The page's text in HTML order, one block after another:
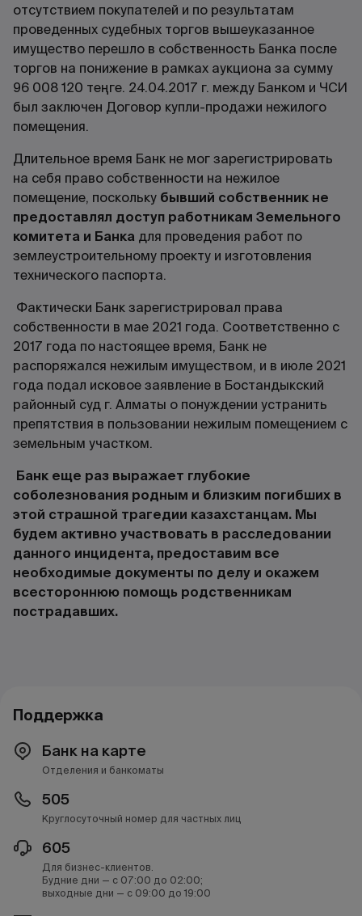
отсутствием покупателей и по результатам
проведенных судебных торгов вышеуказанное
имущество перешло в собственность Банка после
торгов на понижение в рамках аукциона за сумму
96 008 120 теңге. 24.04.2017 г. между Банком и ЧСИ
был заключен Договор купли-продажи нежилого
помещения.
Длительное время Банк не мог зарегистрировать
на себя право собственности на нежилое
помещение, поскольку бывший собственник не
предоставлял доступ работникам Земельного
комитета и Банка для проведения работ по
землеустроительному проекту и изготовления
технического паспорта.
Фактически Банк зарегистрировал права
собственности в мае 2021 года. Соответственно с
2017 года по настоящее время, Банк не
распоряжался нежилым имуществом, и в июле 2021
года подал исковое заявление в Бостандыкский
районный суд г. Алматы о понуждении устранить
препятствия в пользовании нежилым помещением с
земельным участком.
Банк еще раз выражает глубокие
соболезнования родным и близким погибших в
этой страшной трагедии казахстанцам. Мы
будем активно участвовать в расследовании
данного инцидента, предоставим все
необходимые документы по делу и окажем
всестороннюю помощь родственникам
пострадавших.
Поддержка
Банк на карте
Отделения и банкоматы
505
Круглосуточный номер для частных лиц
605
Для бизнес-клиентов.
Будние дни — с 07:00 до 02:00;
выходные дни — с 09:00 до 19:00